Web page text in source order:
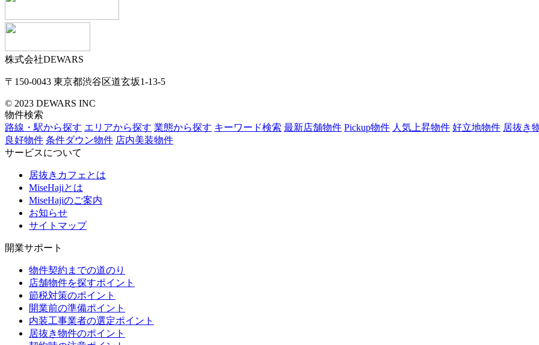
株式会社DEWARS
〒150-0043 東京都渋谷区道玄坂1-13-5
© 2023 DEWARS INC
物件検索
路線・駅から探す エリアから探す 業態から探す キーワード検索 最新店舗物件 Pickup物件 人気上昇物件 好立地物件 居抜き
良好物件 条件ダウン物件 店内美装物件
サービスについて
居抜きカフェとは
MiseHajiとは
MiseHajiのご案内
お知らせ
サイトマップ
開業サポート
物件契約までの道のり
店舗物件を探すポイント
節税対策のポイント
開業前の準備ポイント
内装工事業者の選定ポイント
居抜き物件のポイント